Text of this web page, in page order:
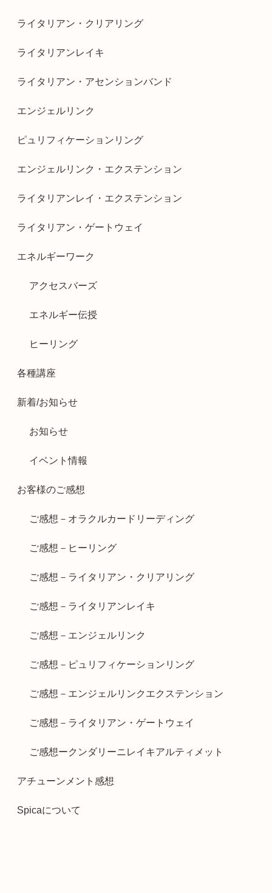
ライタリアン・クリアリング
ライタリアンレイキ
ライタリアン・アセンションバンド
エンジェルリンク
ピュリフィケーションリング
エンジェルリンク・エクステンション
ライタリアンレイ・エクステンション
ライタリアン・ゲートウェイ
エネルギーワーク
アクセスバーズ
エネルギー伝授
ヒーリング
各種講座
新着/お知らせ
お知らせ
イベント情報
お客様のご感想
ご感想－オラクルカードリーディング
ご感想－ヒーリング
ご感想－ライタリアン・クリアリング
ご感想－ライタリアンレイキ
ご感想－エンジェルリンク
ご感想－ピュリフィケーションリング
ご感想－エンジェルリンクエクステンション
ご感想－ライタリアン・ゲートウェイ
ご感想ークンダリーニレイキアルティメット
アチューンメント感想
Spicaについて